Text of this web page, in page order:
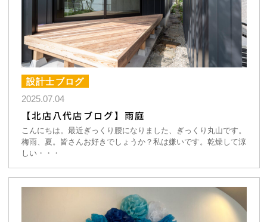
設計士ブログ
2025.07.04
【北店八代店ブログ】雨庭
こんにちは。最近ぎっくり腰になりました、ぎっくり丸山です。
梅雨、夏。皆さんお好きでしょうか？私は嫌いです。乾燥して涼
しい・・・